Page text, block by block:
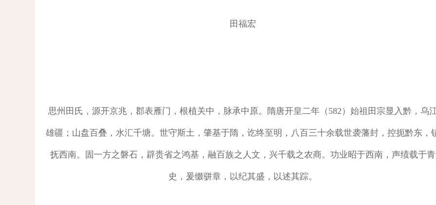
田福宏
思州田氏，源开京兆，郡表雁门，根植关中，脉承中原。隋唐开皇二年（582）始祖田宗显入黔，乌
雄疆；山盘百叠，水汇千塘。世守斯土，肇基于隋，讫终至明，八百三十余载世袭藩封，控扼黔东，
抚西南。固一方之磐石，辟贵省之鸿基，融百族之人文，兴千载之农商。功业昭于西南，声绩载于青
史，爰缀骈章，以纪其盛，以述其踪。